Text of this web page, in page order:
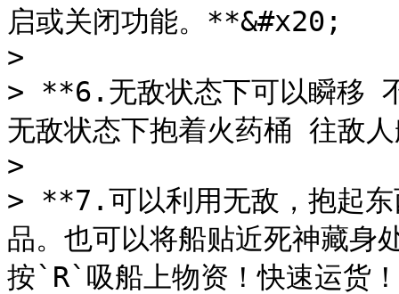
启或关闭功能。**&#x20;
>
> **6.无敌状态下可以瞬移
无敌状态下抱着火药桶 往敌
>
> **7.可以利用无敌，抱起东
品。也可以将船贴近死神藏身
按`R`吸船上物资！快速运货